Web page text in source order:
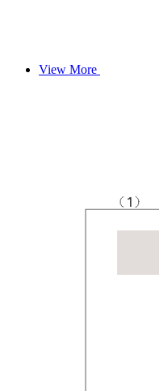
View More